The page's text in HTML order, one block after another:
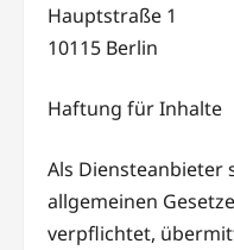
Hauptstraße 1
10115 Berlin
Haftung für Inhalte
Als Diensteanbieter
allgemeinen
verpflichtet,